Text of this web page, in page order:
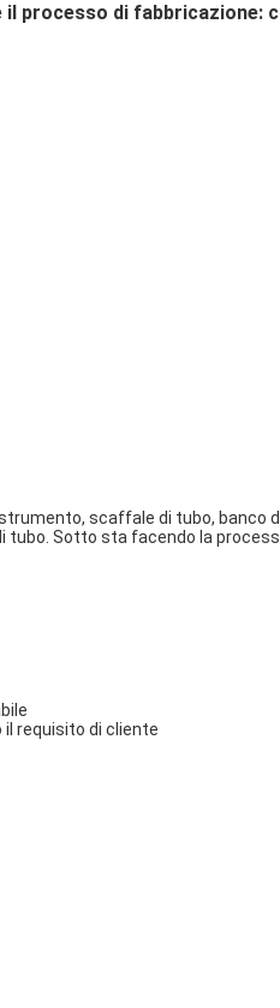
processo di fabbricazione:
scaffale di tubo, banco
tubo. Sotto sta facendo la
requisito di cliente